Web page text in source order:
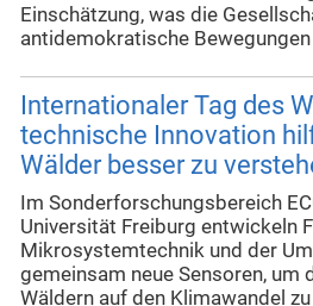
Einschätzung, was die
antidemokratische Bewegungen
Internationaler Tag des
technische Innovation
Wälder besser zu
Im Sonderforschungsbereich
Universität Freiburg entwickeln
Mikrosystemtechnik und der
gemeinsam neue Sensoren, um
Wäldern auf den Klimawandel